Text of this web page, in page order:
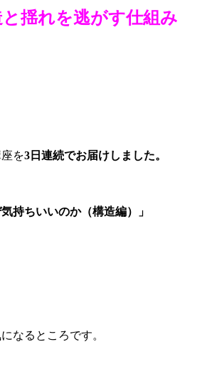
揺れを逃がす仕組み
を3日連続でお届けしました。
持ちいいのか（構造編）」
なるところです。